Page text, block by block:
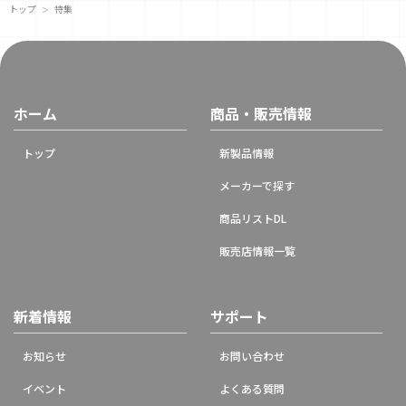
トップ ＞ 特集
ホーム
トップ
商品・販売情報
新製品情報
メーカーで探す
商品リストDL
販売店情報一覧
新着情報
お知らせ
イベント
サポート
お問い合わせ
よくある質問